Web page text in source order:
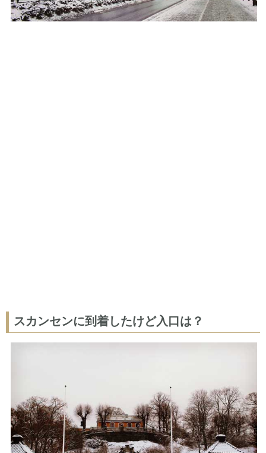
スカンセンに到着したけど入口は？